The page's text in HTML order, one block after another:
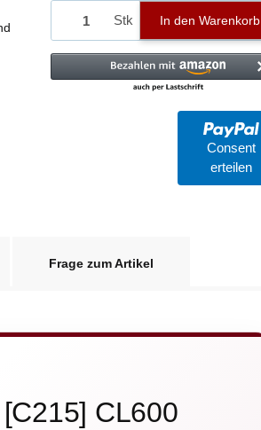
Stk In den Warenkorb
Consent
erteilen
Frage zum Artikel
CL600